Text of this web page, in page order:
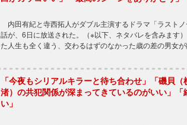
内田有紀と寺西拓人がダブル主演するドラマ「ラスト
話が、6日に放送された。（※以下、ネタバレを含みま
た人生も全く違う、交わるはずのなかった歳の差の男女
「今夜もシリアルキラーと待ち合わせ」「磯貝
渚）の共犯関係が深まってきているのがいい」「
い」